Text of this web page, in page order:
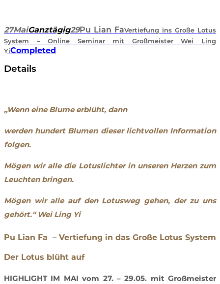
27MaiGanztägig29Pu Lian FaVertiefung ins Große Lotus
System – Online Seminar mit Großmeister Wei Ling
YiCompleted
Details
„Wenn eine Blume erblüht, dann
werden hundert Blumen dieser lichtvollen Information
folgen.
Mögen wir alle die Lotuslichter in unseren Herzen zum
Leuchten bringen.
Mögen wir alle auf den Lotusweg gehen, der zu uns
gehört.“ Wei Ling Yi
Pu Lian Fa – Vertiefung in das Große Lotus System
Der Lotus blüht auf
HIGHLIGHT IM MAI vom 27. – 29.05. mit Großmeister